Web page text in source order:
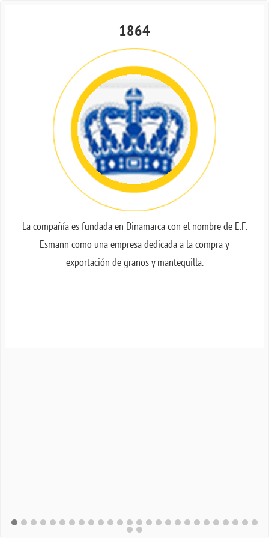
1864
La compañía es fundada en Dinamarca con el nombre de E.F.
Esmann como una empresa dedicada a la compra y
exportación de granos y mantequilla.